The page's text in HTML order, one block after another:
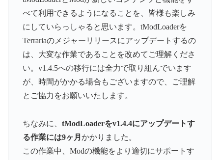
べて利用できるようになることを、皆様も楽しみ
にしていらっしゃると思います。tModLoaderを
Terrariaのメジャーリリースにアップデートするの
は、大変な作業であることを改めてご理解くださ
い。v1.4.5への移行には全力で取り組んでいます
が、時間がかかる場合もございますので、ご理解
とご協力をお願いいたします。
ちなみに、 tModLoaderをv1.4.4にアップデートす
る作業には9ヶ月 かかりました。
この作業中、Modの機能をより適切にサポートす